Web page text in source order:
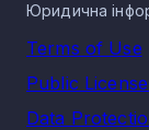
Юридична
Terms of Use
Public
Data